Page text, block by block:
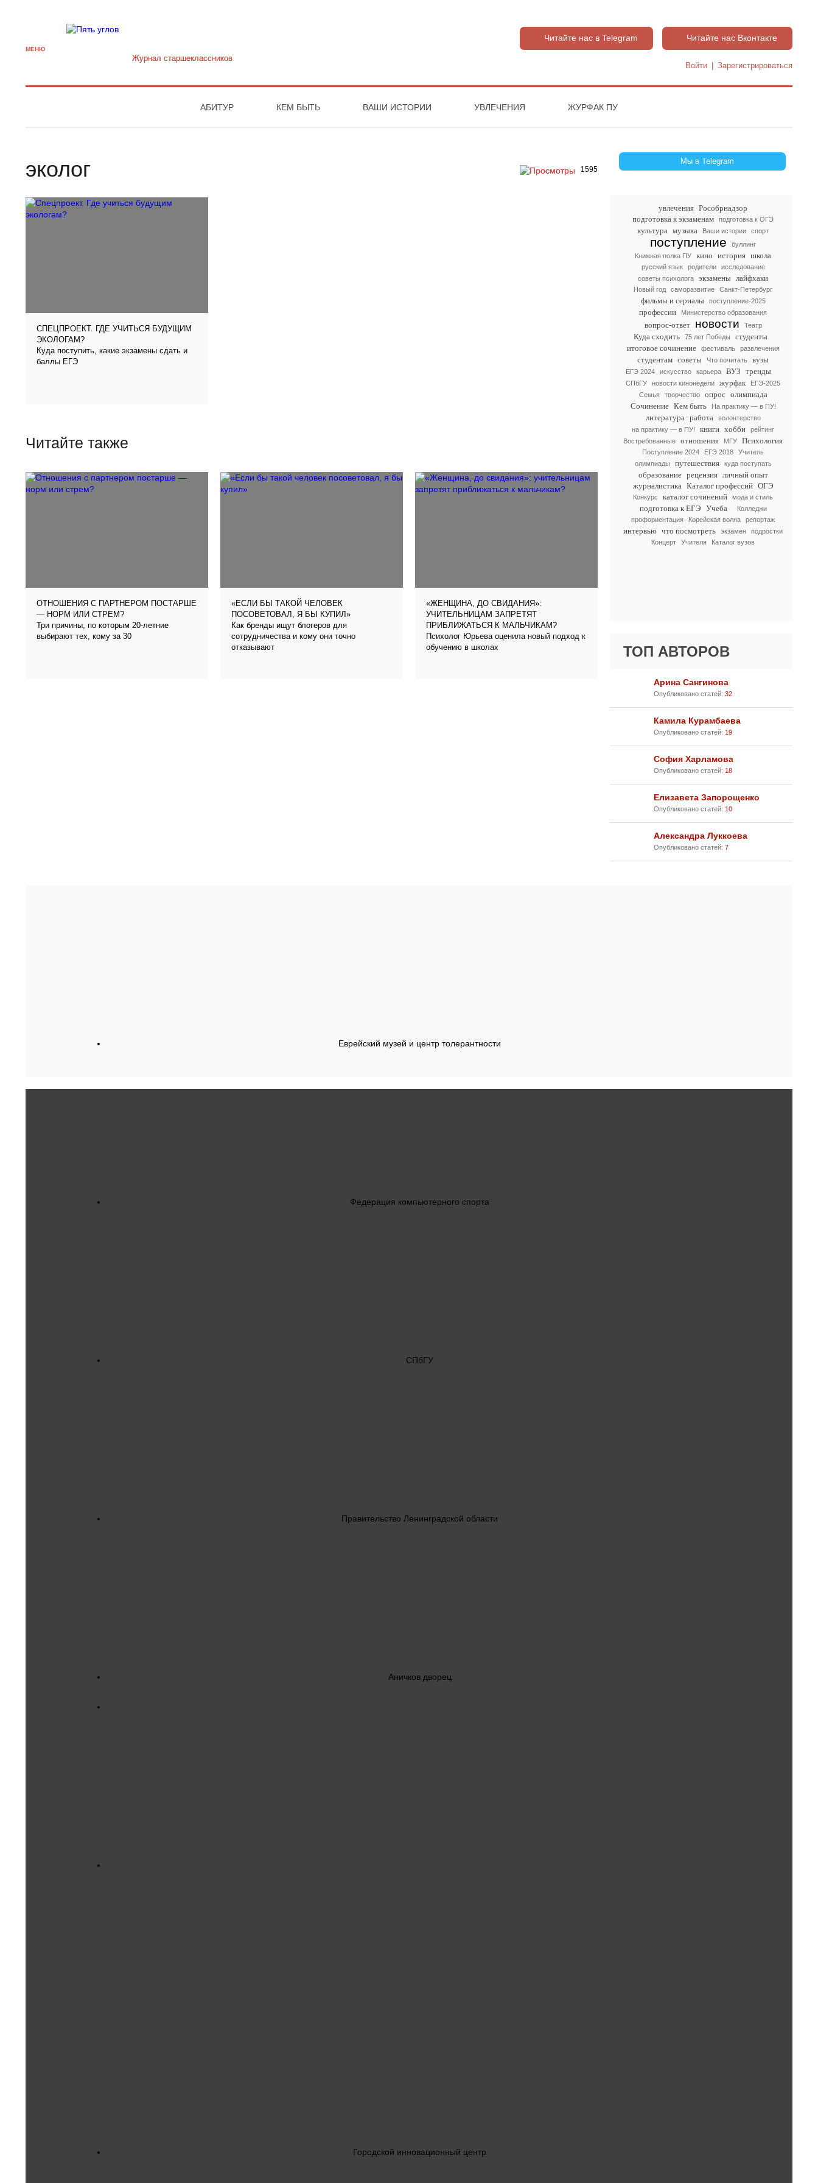
МЕНЮ
Журнал старшекласcников
Читайте нас в Telegram Читайте нас Вконтакте
Войти Зарегистрироваться
АБИТУР КЕМ БЫТЬ ВАШИ ИСТОРИИ УВЛЕЧЕНИЯ ЖУРФАК ПУ
Мы в Telegram
увлечения Рособрнадзор
подготовка к экзаменам
подготовка к ОГЭ
культура музыка Ваши истории спорт
поступление
буллинг
Книжная полка ПУ
кино история школа
русский язык родители
исследование
советы психолога
экзамены лайфхаки
Новый год саморазвитие Санкт-Петербург
фильмы и сериалы поступление-2025
профессии Министерство образования
вопрос-ответ новости Театр
Куда сходить 75 лет Победы
студенты
итоговое сочинение
фестиваль развлечения
студентам советы Что почитать вузы
ЕГЭ 2024 искусство карьера ВУЗ тренды
СПбГУ новости кинонедели журфак
ЕГЭ-2025
Семья
творчество опрос олимпиада
Сочинение Кем быть На практику — в ПУ!
литература работа
волонтерство
на практику — в ПУ!
книги хобби
рейтинг
Востребованные
отношения МГУ Психология
Поступление 2024 ЕГЭ 2018
Учитель
олимпиады
путешествия куда поступать
образование рецензия
личный опыт
журналистика Каталог профессий ОГЭ
Конкурс каталог сочинений мода и стиль
подготовка к ЕГЭ Учеба
Колледжи
профориентация
Корейская волна репортаж
интервью что посмотреть экзамен
подростки
Концерт
Учителя Каталог вузов
ТОП АВТОРОВ
Арина Сангинова
Опубликовано статей: 32
Камила Курамбаева
Опубликовано статей: 19
София Харламова
Опубликовано статей: 18
Елизавета Запорощенко
Опубликовано статей: 10
Александра Луккоева
Опубликовано статей: 7
1595
эколог
СПЕЦПРОЕКТ. ГДЕ УЧИТЬСЯ БУДУЩИМ
ЭКОЛОГАМ?
Куда поступить, какие экзамены сдать и
баллы ЕГЭ
Читайте также
ОТНОШЕНИЯ С ПАРТНЕРОМ ПОСТАРШЕ
— НОРМ ИЛИ СТРЕМ?
Три причины, по которым 20-летние
выбирают тех, кому за 30
«ЕСЛИ БЫ ТАКОЙ ЧЕЛОВЕК
ПОСОВЕТОВАЛ, Я БЫ КУПИЛ»
Как бренды ищут блогеров для
сотрудничества и кому они точно
отказывают
«ЖЕНЩИНА, ДО СВИДАНИЯ»:
УЧИТЕЛЬНИЦАМ ЗАПРЕТЯТ
ПРИБЛИЖАТЬСЯ К МАЛЬЧИКАМ?
Психолог Юрьева оценила новый подход к
обучению в школах
Еврейский музей и центр толерантности
Федерация компьютерного спорта
СПбГУ
Правительство Ленинградской области
Аничков дворец
Городской инновационный центр